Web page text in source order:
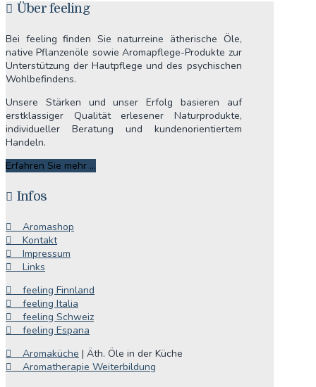
Über feeling
Bei feeling finden Sie naturreine ätherische Öle,
native Pflanzenöle sowie Aromapflege-Produkte zur
Unterstützung der Hautpflege und des psychischen
Wohlbefindens.
Unsere Stärken und unser Erfolg basieren auf
erstklassiger Qualität erlesener Naturprodukte,
individueller Beratung und kundenorientiertem
Handeln.
Erfahren Sie mehr ...
Infos
Aromashop
Kontakt
Impressum
Links
feeling Finnland
feeling Italia
feeling Schweiz
feeling Espana
Aromaküche | Äth. Öle in der Küche
Aromatherapie Weiterbildung